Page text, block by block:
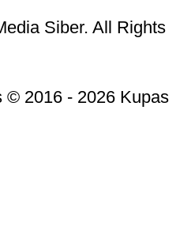
Siber. All Rights
© 2016 - 2026 Kupas